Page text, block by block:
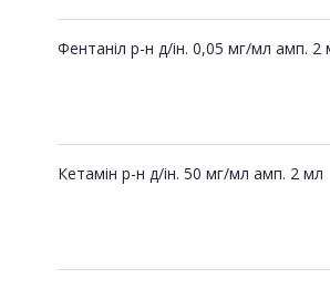
Фентаніл р-н д/ін. 0,05 мг/мл амп. 2
Кетамін р-н д/ін. 50 мг/мл амп. 2 мл